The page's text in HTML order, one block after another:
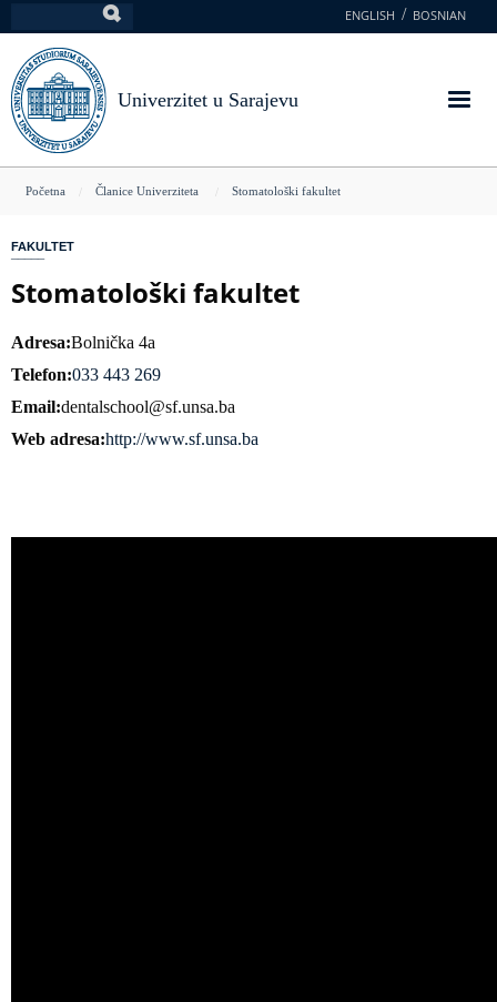
na
glavni
sadržaj
ENGLISH BOSNIAN
Univerzitet u Sarajevu
You
here
Početna Članice Univerziteta Stomatološki fakultet
FAKULTET
Stomatološki fakultet
Adresa Bolnička 4a
Telefon 033 443 269
Email dentalschool@sf.unsa.ba
Web adresa http://www.sf.unsa.ba